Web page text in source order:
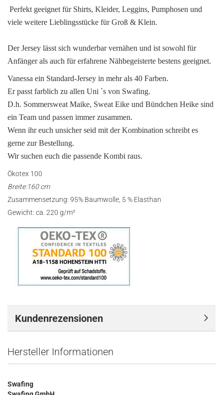
Perfekt geeignet für Shirts, Kleider, Leggins, Pumphosen und
viele weitere Lieblingsstücke für Groß & Klein.
Der Jersey lässt sich wunderbar vernähen und ist sowohl für
Anfänger als auch für erfahrene Nähbegeisterte bestens geeignet.
Vanessa ein Standard-Jersey in mehr als 40 Farben.
Er passt farblich zu allen Uni `s von Swafing.
D.h. Sommersweat Maike, Sweat Eike und Bündchen Heike sind
ein Team und passen immer zusammen.
Wenn ihr euch unsicher seid mit der Kombination schreibt es
gerne zur Bestellung.
Wir suchen euch die passende Kombi raus.
Ökotex 100
Breite:160 cm
Zusammensetzung: 95% Baumwolle, 5 % Elasthan
Gewicht: ca. 220 g/m²
Kundenrezensionen
Hersteller Informationen
Swafing